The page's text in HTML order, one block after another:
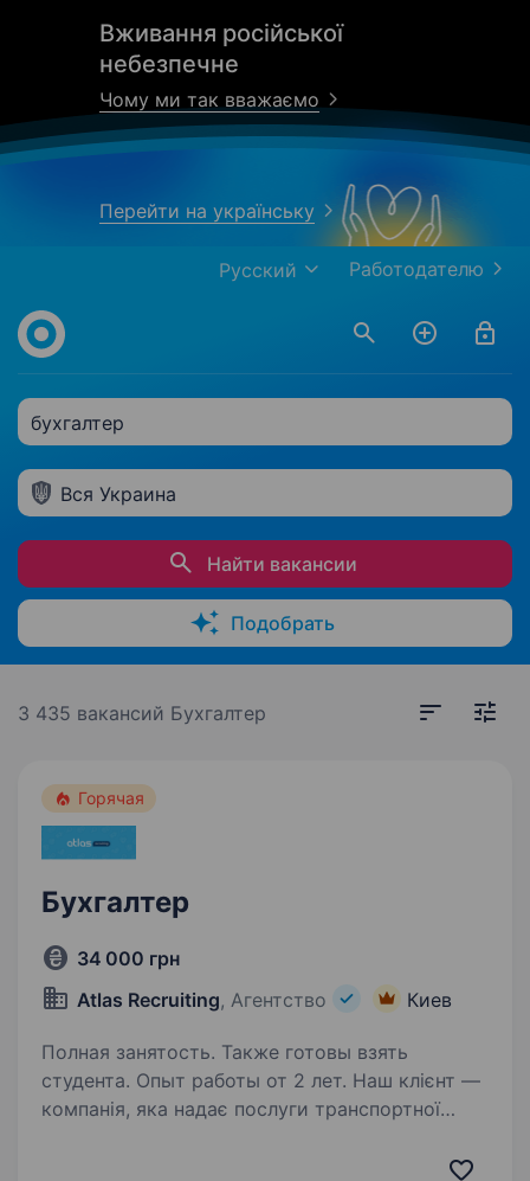
Вживання російської
небезпечне
Чому ми так вважаємо
Перейти на українську
Работодателю
Русский
бухгалтер
Вся Украина
Найти вакансии
Подобрать
3 435 вакансий Бухгалтер
Горячая
Бухгалтер
34 000 грн
Atlas Recruiting, Агентство Киев
Полная занятость. Также готовы взять
студента. Опыт работы от 2 лет. Наш клієнт —
компанія, яка надає послуги транспортної